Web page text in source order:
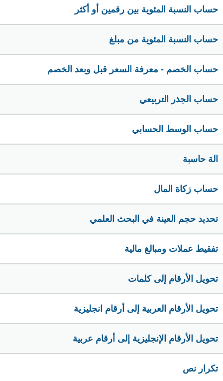
حساب النسبة المئوية بين رقمين أو أكثر
حساب النسبة المئوية من مبلغ
حساب الخصم - معرفة السعر قبل وبعد الخصم
حساب الجذر التربيعي
حساب الوسط الحسابي
الة حاسبة
حساب زكاة المال
تحديد حجم العينة في البحث العلمي
تفقيط عملات ومبالغ مالية
تحويل الأرقام إلى كلمات
تحويل الأرقام العربية إلى أرقام انجليزية
تحويل الأرقام الإنجليزية إلى أرقام عربية
تكرار نص